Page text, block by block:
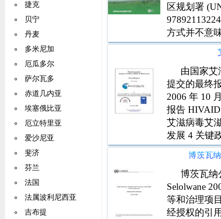
捷克
贝宁
丹麦
多米尼加
厄瓜多尔
萨尔瓦多
赤道几内亚
埃塞俄比亚
厄立特里亚
爱沙尼亚
斐济
芬兰
法国
法属波利尼西亚
吉布提
区规划署
方式并不意
其本出版物
署或其理事
由国家艾
提交的最终
2006 年 10
报告
艾滋病毒艾
发展 4 关键
博茨瓦
博茨瓦纳
Selolwane
等和治理项
经授权的引